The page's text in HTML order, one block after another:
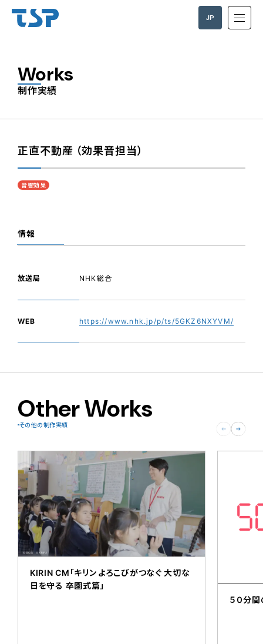
JP
Works
制作実績
正直不動産 （効果音担当）
音響効果
情報
放送局 NHK総合
WEB https://www.nhk.jp/p/ts/5GKZ6NXYVM/
Other Works
その他の制作実績
KIRIN CM「キリン よろこびがつなぐ 大切な
日を守る 卒園式篇」
５０分